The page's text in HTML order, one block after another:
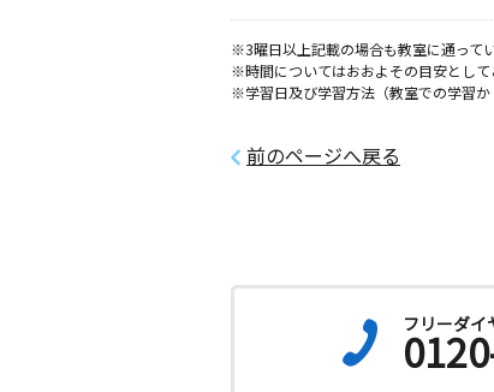
矢作橋教室
月 火 水 木
2歳～高校生
矢作東教室
火 木
※3曜日以上記載の場合も教室に通って
※時間についてはおおよその目安として
※学習日及び学習方法（教室での学習か
前のページへ戻る
フリーダイ